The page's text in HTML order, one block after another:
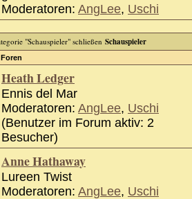
Moderatoren: AngLee, Uschi
Schauspieler
Foren
Heath Ledger
Ennis del Mar
Moderatoren: AngLee, Uschi
(Benutzer im Forum aktiv: 2
Besucher)
Anne Hathaway
Lureen Twist
Moderatoren: AngLee, Uschi